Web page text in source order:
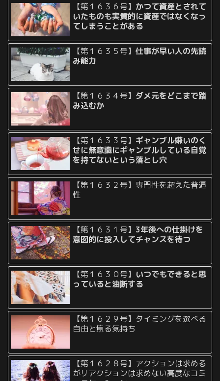
【第１６３６号】 かつて資産とされて
いたものも実質的に資産ではなくなっ
てしまうことがある
【第１６３５号】仕事が早い人の先読
み能力
【第１６３４号】 ダメ元をどこまで踏
み込むか
【第１６３３号】 ギャンブル嫌いのく
せに無意識にギャンブルしている自覚
を持てないという落とし穴
【第１６３２号】専門性を超えた普遍
性
【第１６３１号】 3年後への仕掛けを
意図的に投入してチャンスを待つ
【第１６３０号】 いつでもできると思
っていると油断する
【第１６２９号】タイミングを選べる
自由と焦る気持ち
【第１６２８号】アクションは求める
がリアクションは求めない高度なコミ